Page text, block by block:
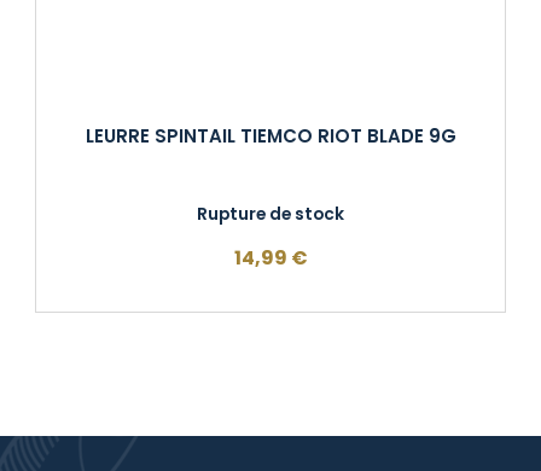
LEURRE SPINTAIL TIEMCO RIOT BLADE 9G
Rupture de stock
14,99 €